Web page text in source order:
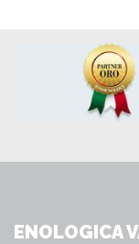
ENOLOGICA